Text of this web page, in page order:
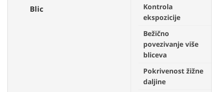
Blic
Kontrola
ekspozicije
Bežično
povezivanje više
bliceva
Pokrivenost žižne
daljine